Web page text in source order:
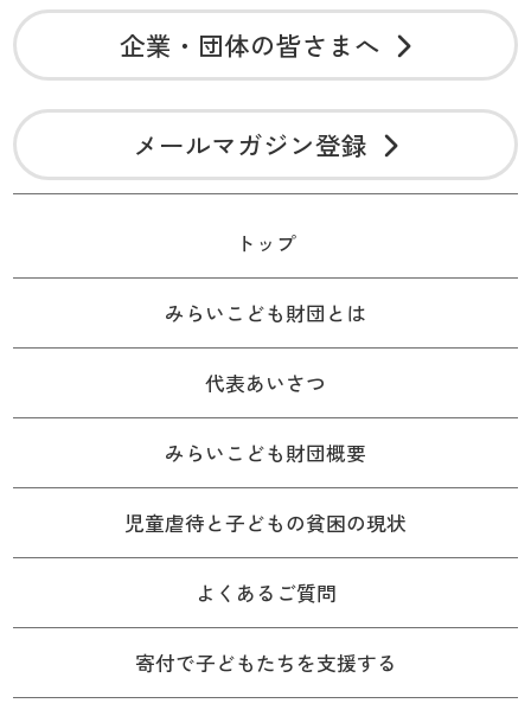
企業・団体の皆さまへ
メールマガジン登録
トップ
みらいこども財団とは
代表あいさつ
みらいこども財団概要
児童虐待と子どもの貧困の現状
よくあるご質問
寄付で子どもたちを支援する